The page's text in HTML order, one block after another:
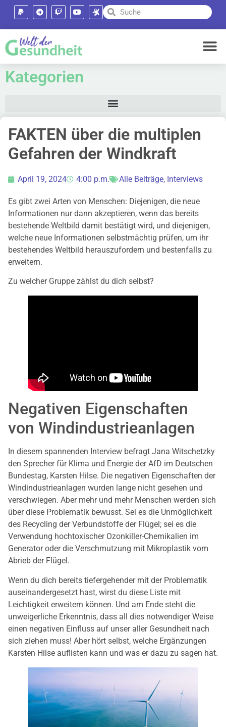
Kategorien
FAKTEN über die multiplen
Gefahren der Windkraft
April 19, 2024 4:00 p.m. Alle Beiträge, Interviews
Es gibt zwei Arten von Menschen: Diejenigen, die neue
Informationen nur dann akzeptieren, wenn das bereits
bestehende Weltbild damit bestätigt wird, und diejenigen,
welche neue Informationen selbstmächtig prüfen, um ihr
bestehendes Weltbild herauszufordern und bestenfalls zu
erweitern.
Zu welcher Gruppe zählst du dich selbst?
Negativen Eigenschaften
von Windindustrieanlagen
In diesem spannenden Interview befragt Jana Witschetzky
den Sprecher für Klima und Energie der AfD im Deutschen
Bundestag, Karsten Hilse. Die negativen Eigenschaften der
Windindustrieanlagen wurden lange nicht gesehen und
verschwiegen. Aber mehr und mehr Menschen werden sich
über diese Problematik bewusst. Sei es die Unmöglichkeit
des Recycling der Verbundstoffe der Flügel; sei es die
Verwendung hochtoxischer Ozonkiller-Chemikalien im
Generator oder die Verschmutzung mit Mikroplastik vom
Abrieb der Flügel.
Wenn du dich bereits tiefergehender mit der Problematik
auseinandergesetzt hast, wirst du diese Liste mit
Leichtigkeit erweitern können. Und am Ende steht die
unweigerliche Erkenntnis, dass all dies notwendiger Weise
einen negativen Einfluss auf unser aller Gesundheit nach
sich ziehen muss! Aber hört selbst, welche Ergänzungen
Karsten Hilse auflisten kann und was er dazu zu sagen hat.